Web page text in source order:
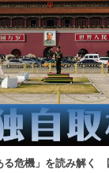
る危機」を読み解く